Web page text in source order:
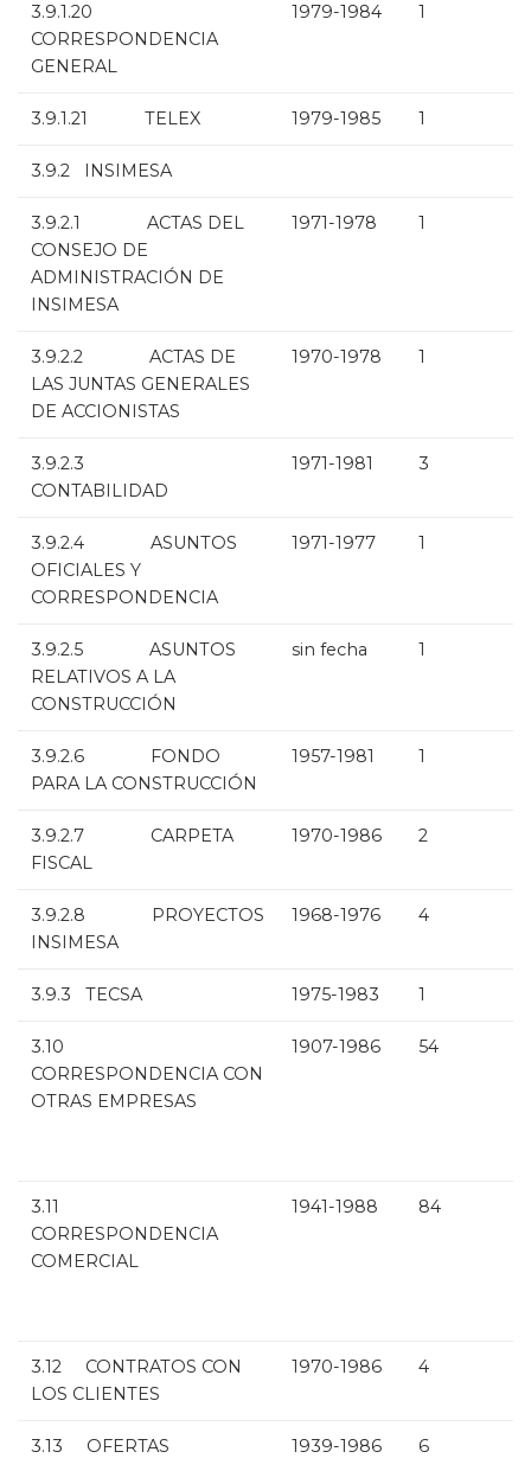
3.9.1.20
CORRESPONDENCIA
GENERAL
1979-1984 1
3.9.1.21 TELEX 1979-1985 1
3.9.2 INSIMESA
3.9.2.1 ACTAS DEL
CONSEJO DE
ADMINISTRACIÓN DE
INSIMESA
1971-1978 1
3.9.2.2 ACTAS DE
LAS JUNTAS GENERALES
DE ACCIONISTAS
1970-1978 1
3.9.2.3
CONTABILIDAD
1971-1981 3
3.9.2.4 ASUNTOS
OFICIALES Y
CORRESPONDENCIA
1971-1977 1
3.9.2.5 ASUNTOS
RELATIVOS A LA
CONSTRUCCIÓN
sin fecha 1
3.9.2.6 FONDO
PARA LA CONSTRUCCIÓN
1957-1981 1
3.9.2.7 CARPETA
FISCAL
1970-1986 2
3.9.2.8 PROYECTOS
INSIMESA
1968-1976 4
3.9.3 TECSA 1975-1983 1
3.10
CORRESPONDENCIA CON
OTRAS EMPRESAS
1907-1986 54
3.11
CORRESPONDENCIA
COMERCIAL
1941-1988 84
3.12 CONTRATOS CON
LOS CLIENTES
1970-1986 4
3.13 OFERTAS 1939-1986 6